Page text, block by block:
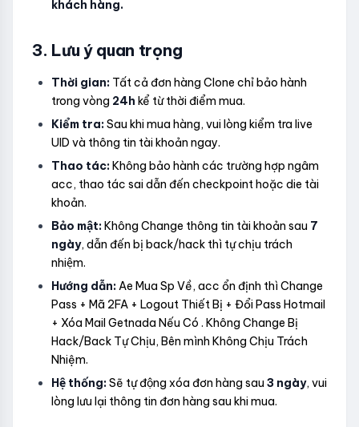
khách hàng.
3. Lưu ý quan trọng
Thời gian: Tất cả đơn hàng Clone chỉ bảo hành
trong vòng 24h kể từ thời điểm mua.
Kiểm tra:Sau khi mua hàng, vui lòng kiểm tra live
UID và thông tin tài khoản ngay.
Thao tác:Không bảo hành các trường hợp ngâm
acc, thao tác sai dẫn đến checkpoint hoặc die tài
khoản.
Bảo mật:Không Change thông tin tài khoản sau 7
ngày, dẫn đến bị back/hack thì tự chịu trách
nhiệm.
Hướng dẫn:Ae Mua Sp Về, acc ổn định thì Change
Pass + Mã 2FA + Logout Thiết Bị + Đổi Pass Hotmail
+ Xóa Mail Getnada Nếu Có . Không Change Bị
Hack/Back Tự Chịu, Bên mình Không Chịu Trách
Nhiệm.
Hệ thống:Sẽ tự động xóa đơn hàng sau 3 ngày, vui
lòng lưu lại thông tin đơn hàng sau khi mua.